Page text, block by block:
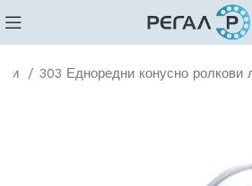
303 Едноредни конусно ролкови